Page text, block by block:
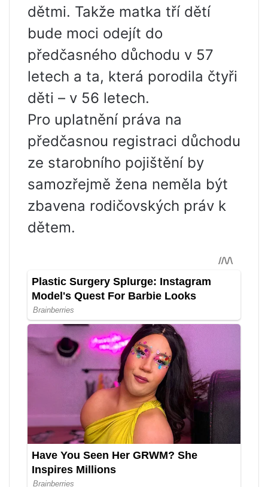
dětmi. Takže matka tří dětí
bude moci odejít do
předčasného důchodu v 57
letech a ta, která porodila čtyři
děti – v 56 letech.
Pro uplatnění práva na
předčasnou registraci důchodu
ze starobního pojištění by
samozřejmě žena neměla být
zbavena rodičovských práv k
dětem.